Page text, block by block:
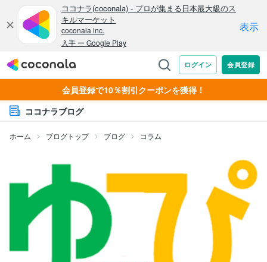
会員登録で10％割引クーポンを獲得！
ココナラブログ
ホーム ブログトップ ブログ コラム